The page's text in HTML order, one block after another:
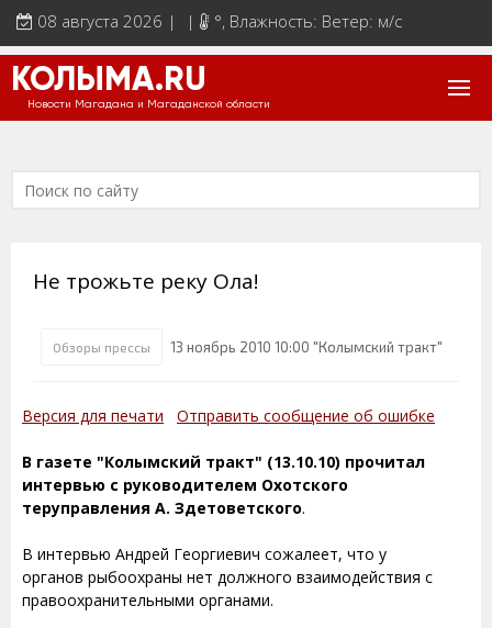
08 августа 2026 | | °, Влажность: Ветер: м/с
КОЛЫМА.RU
Новости Магадана и Магаданской области
Не трожьте реку Ола!
Обзоры прессы 13 ноябрь 2010 10:00 "Колымский тракт"
Версия для печати Отправить сообщение об ошибке
В газете "Колымский тракт" (13.10.10) прочитал
интервью с руководителем Охотского
теруправления А. Здетоветского.
В интервью Андрей Георгиевич сожалеет, что у
органов рыбоохраны нет должного взаимодействия с
правоохранительными органами.